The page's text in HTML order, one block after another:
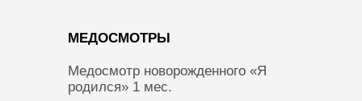
МЕДОСМОТРЫ
Медосмотр новорожденного «Я
родился» 1 мес.